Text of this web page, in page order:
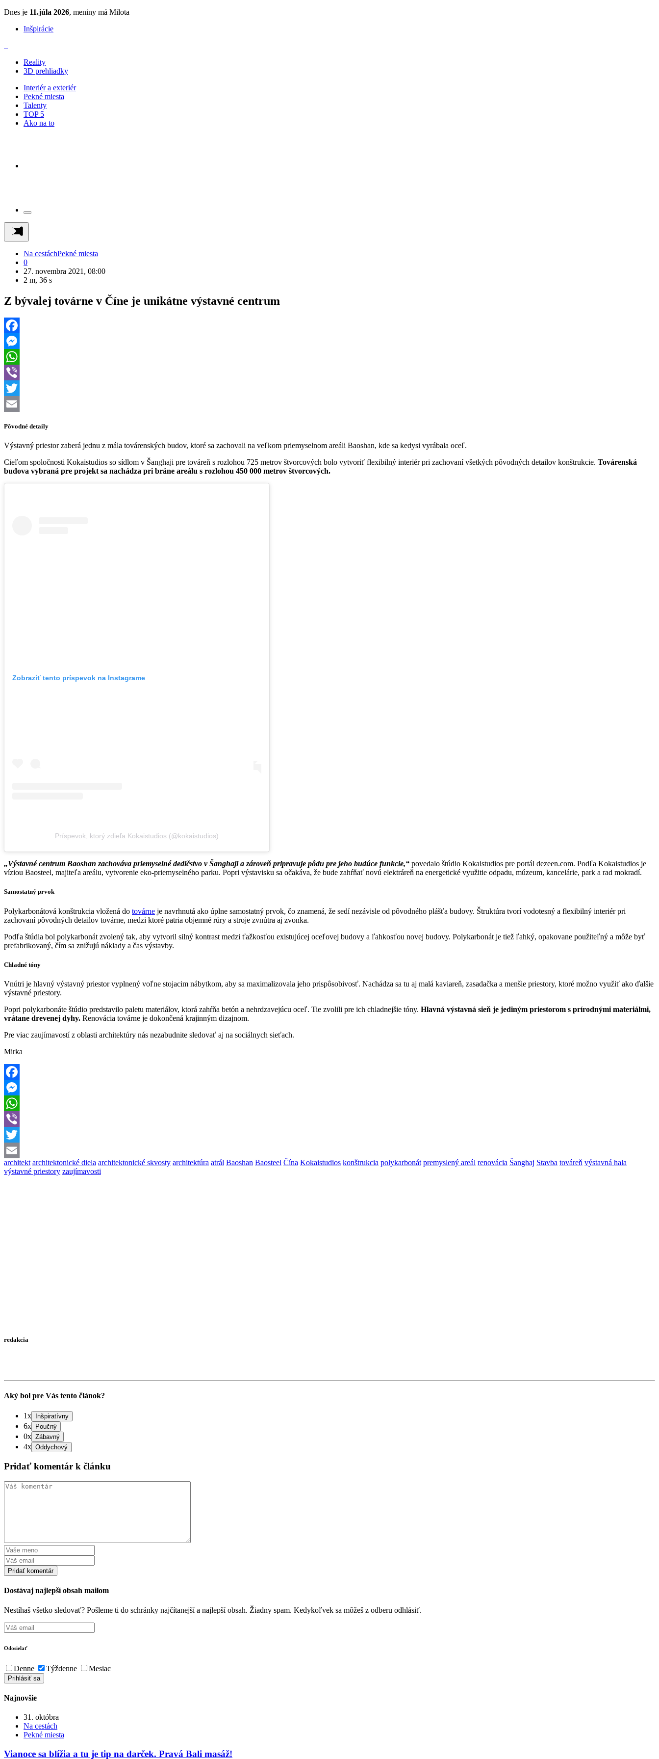
Dnes je 11.júla 2026, meniny má Milota
Inšpirácie
Reality
3D prehliadky
Interiér a exteriér
Pekné miesta
Talenty
TOP 5
Ako na to
Na cestáchPekné miesta
0
27. novembra 2021, 08:00
2 m, 36 s
Z bývalej továrne v Číne je unikátne výstavné centrum
Facebook
Messenger
WhatsApp
Viber
Twitter
Pôvodné detaily
Výstavný priestor zaberá jednu z mála továrenských budov, ktoré sa zachovali na veľkom priemyselnom areáli Baoshan, kde sa kedysi vyrábala oceľ.
Cieľom spoločnosti Kokaistudios so sídlom v Šanghaji pre továreň s rozlohou 725 metrov štvorcových bolo vytvoriť flexibilný interiér pri zachovaní všetkých pôvodných detailov konštrukcie. Továrenská
budova vybraná pre projekt sa nachádza pri bráne areálu s rozlohou 450 000 metrov štvorcových.
Zobraziť tento príspevok na Instagrame
Príspevok, ktorý zdieľa Kokaistudios (@kokaistudios)
„Výstavné centrum Baoshan zachováva priemyselné dedičstvo v Šanghaji a zároveň pripravuje pôdu pre jeho budúce funkcie,“ povedalo štúdio Kokaistudios pre portál dezeen.com. Podľa Kokaistudios je
víziou Baosteel, majiteľa areálu, vytvorenie eko-priemyselného parku. Popri výstavisku sa očakáva, že bude zahŕňať novú elektráreň na energetické využitie odpadu, múzeum, kancelárie, park a rad mokradí.
Samostatný prvok
Polykarbonátová konštrukcia vložená do továrne je navrhnutá ako úplne samostatný prvok, čo znamená, že sedí nezávisle od pôvodného plášťa budovy. Štruktúra tvorí vodotesný a flexibilný interiér pri
zachovaní pôvodných detailov továrne, medzi ktoré patria objemné rúry a stroje zvnútra aj zvonka.
Podľa štúdia bol polykarbonát zvolený tak, aby vytvoril silný kontrast medzi ťažkosťou existujúcej oceľovej budovy a ľahkosťou novej budovy. Polykarbonát je tiež ľahký, opakovane použiteľný a môže byť
prefabrikovaný, čím sa znižujú náklady a čas výstavby.
Chladné tóny
Vnútri je hlavný výstavný priestor vyplnený voľne stojacim nábytkom, aby sa maximalizovala jeho prispôsobivosť. Nachádza sa tu aj malá kaviareň, zasadačka a menšie priestory, ktoré možno využiť ako ďalšie
výstavné priestory.
Popri polykarbonáte štúdio predstavilo paletu materiálov, ktorá zahŕňa betón a nehrdzavejúcu oceľ. Tie zvolili pre ich chladnejšie tóny. Hlavná výstavná sieň je jediným priestorom s prírodnými materiálmi,
vrátane drevenej dyhy. Renovácia továrne je dokončená krajinným dizajnom.
Pre viac zaujímavostí z oblasti architektúry nás nezabudnite sledovať aj na sociálnych sieťach.
Mirka
Facebook
Messenger
WhatsApp
Viber
Twitter
Email
architekt architektonické diela architektonické skvosty architektúra atrál Baoshan Baosteel Čína Kokaistudios konštrukcia polykarbonát premyslený areál renovácia Šanghaj Stavba továreň výstavná hala
výstavné priestory zaujímavosti
redakcia
Aký bol pre Vás tento článok?
1x
6x
0x
4x
Pridať komentár k článku
Dostávaj najlepší obsah mailom
Nestíhaš všetko sledovať? Pošleme ti do schránky najčítanejší a najlepší obsah. Žiadny spam. Kedykoľvek sa môžeš z odberu odhlásiť.
Odosielať
Denne Týždenne Mesiac
Najnovšie
31. októbra
Na cestách
Pekné miesta
Vianoce sa blížia a tu je tip na darček. Pravá Bali masáž!